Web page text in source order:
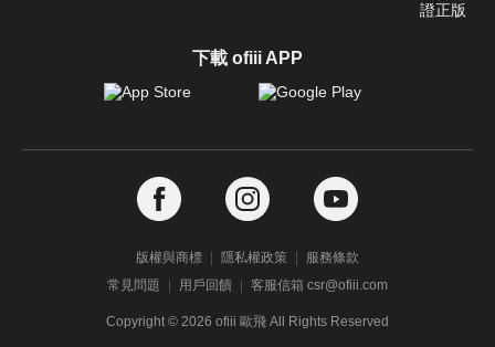
下載 ofiii APP
版權與商標 隱私權政策
服務條款
常見問題
用戶回饋 客服信箱 csr@ofiii.com
Copyright © 2026 ofiii 歐飛 All Rights Reserved